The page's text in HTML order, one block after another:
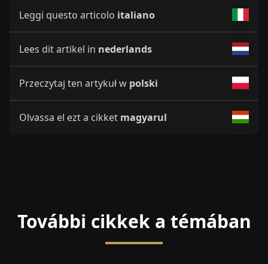
Leggi questo articolo italiano
Lees dit artikel in nederlands
Przeczytaj ten artykuł w polski
Olvassa el ezt a cikket magyarul
További cikkek a témában